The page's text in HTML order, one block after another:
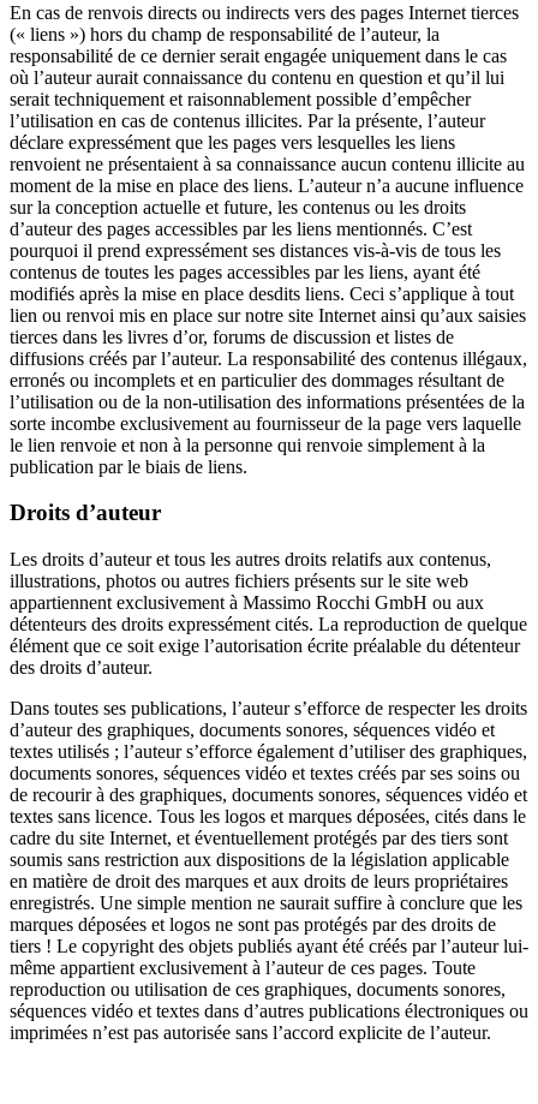
En cas de renvois directs ou indirects vers des pages Internet tierces
(« liens ») hors du champ de responsabilité de l’auteur, la
responsabilité de ce dernier serait engagée uniquement dans le cas
où l’auteur aurait connaissance du contenu en question et qu’il lui
serait techniquement et raisonnablement possible d’empêcher
l’utilisation en cas de contenus illicites. Par la présente, l’auteur
déclare expressément que les pages vers lesquelles les liens
renvoient ne présentaient à sa connaissance aucun contenu illicite au
moment de la mise en place des liens. L’auteur n’a aucune influence
sur la conception actuelle et future, les contenus ou les droits
d’auteur des pages accessibles par les liens mentionnés. C’est
pourquoi il prend expressément ses distances vis-à-vis de tous les
contenus de toutes les pages accessibles par les liens, ayant été
modifiés après la mise en place desdits liens. Ceci s’applique à tout
lien ou renvoi mis en place sur notre site Internet ainsi qu’aux saisies
tierces dans les livres d’or, forums de discussion et listes de
diffusions créés par l’auteur. La responsabilité des contenus illégaux,
erronés ou incomplets et en particulier des dommages résultant de
l’utilisation ou de la non-utilisation des informations présentées de la
sorte incombe exclusivement au fournisseur de la page vers laquelle
le lien renvoie et non à la personne qui renvoie simplement à la
publication par le biais de liens.
Droits d’auteur
Les droits d’auteur et tous les autres droits relatifs aux contenus,
illustrations, photos ou autres fichiers présents sur le site web
appartiennent exclusivement à Massimo Rocchi GmbH ou aux
détenteurs des droits expressément cités. La reproduction de quelque
élément que ce soit exige l’autorisation écrite préalable du détenteur
des droits d’auteur.
Dans toutes ses publications, l’auteur s’efforce de respecter les droits
d’auteur des graphiques, documents sonores, séquences vidéo et
textes utilisés ; l’auteur s’efforce également d’utiliser des graphiques,
documents sonores, séquences vidéo et textes créés par ses soins ou
de recourir à des graphiques, documents sonores, séquences vidéo et
textes sans licence. Tous les logos et marques déposées, cités dans le
cadre du site Internet, et éventuellement protégés par des tiers sont
soumis sans restriction aux dispositions de la législation applicable
en matière de droit des marques et aux droits de leurs propriétaires
enregistrés. Une simple mention ne saurait suffire à conclure que les
marques déposées et logos ne sont pas protégés par des droits de
tiers ! Le copyright des objets publiés ayant été créés par l’auteur lui-
même appartient exclusivement à l’auteur de ces pages. Toute
reproduction ou utilisation de ces graphiques, documents sonores,
séquences vidéo et textes dans d’autres publications électroniques ou
imprimées n’est pas autorisée sans l’accord explicite de l’auteur.